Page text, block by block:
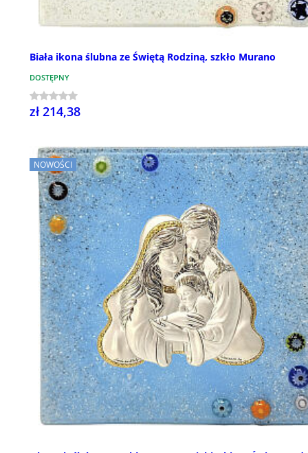
Biała ikona ślubna ze Świętą Rodziną, szkło Murano
DOSTĘPNY
zł 214,38
NOWOŚCI